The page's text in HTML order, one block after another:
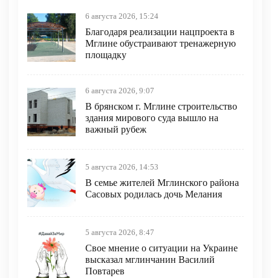
6 августа 2026, 15:24
Благодаря реализации нацпроекта в
Мглине обустраивают тренажерную
площадку
6 августа 2026, 9:07
В брянском г. Мглине строительство
здания мирового суда вышло на
важный рубеж
5 августа 2026, 14:53
В семье жителей Мглинского района
Сасовых родилась дочь Мелания
5 августа 2026, 8:47
Свое мнение о ситуации на Украине
высказал мглинчанин Василий
Повтарев